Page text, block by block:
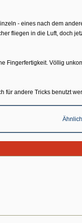
- eines nach dem
fliegen in die Luft, doch
Fingerfertigkeit. Völlig
für andere Tricks benutzt